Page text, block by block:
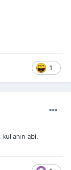
1
kullanın abi.